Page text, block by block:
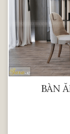
BÀN